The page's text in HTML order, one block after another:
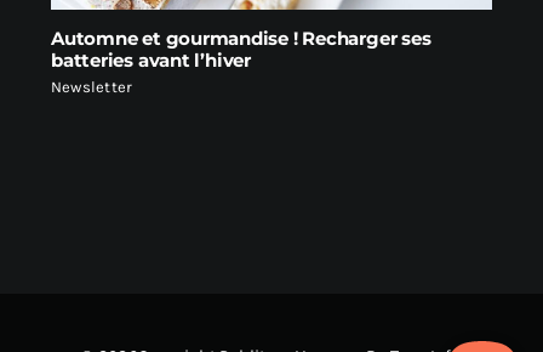
Automne et gourmandise ! Recharger ses
batteries avant l’hiver
Newsletter